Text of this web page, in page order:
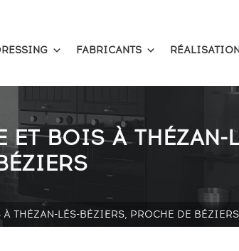
FABRICANTS
BOIS À THÉZAN-
THÉZAN-LÉS-BÉZIERS, PROCHE DE BÉZIERS